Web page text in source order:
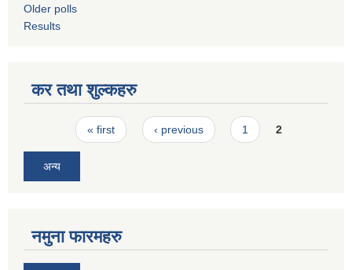
Older polls
Results
कर तथा शुल्कहरु
Pages« first ‹ previous 1 2
अन्य
नमुना फारमहरु